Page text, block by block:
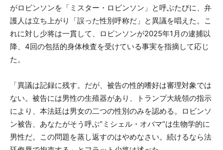
がロビンソンを「ミスター・ロビンソン」と呼ぶたびに、弁
護人は立ち上がり「誤った性別呼称だ」と異議を唱えた。こ
れに対し少将は一貫して、ロビンソンが2025年1月の逮捕以
降、4回の包括的身体検査を受けている事実を指摘して応じ
た。
「異議は記録に残す。だが、被告の性的嗜好は審理対象では
ない。被告には男性の生殖器があり、トランプ大統領の指示
により、本法廷は男女の二つの性別のみを認める。ロビンソ
ン被告、あなたがそう呼ぶ“ミシェル・オバマ”は生物学的に
男性だ。この問題を蒸し返すのはやめなさい。続けるなら法